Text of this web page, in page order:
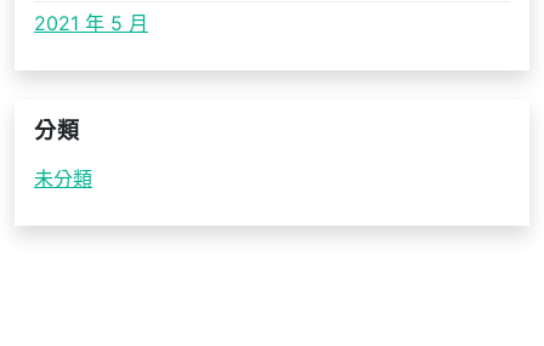
2021 年 5 月
分類
未分類